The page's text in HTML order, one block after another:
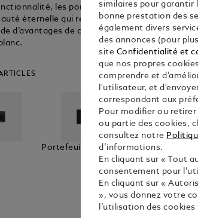
les portefeuilles et porte-cartes
éternelle qui répondent aux besoins des
d’avantages de ces accessoires de voyage
Portefeuilles
similaires pour garantir
bonne prestation des
également divers
des annonces (pour
site Confidentialité et
que nos propres
comprendre et
l'utilisateur, et
correspondant aux
Pour modifier ou
ou partie des cookies,
consultez notre
d’informations.
En cliquant sur « Tout
consentement pour
En cliquant sur «
», vous donnez votre
l’utilisation des